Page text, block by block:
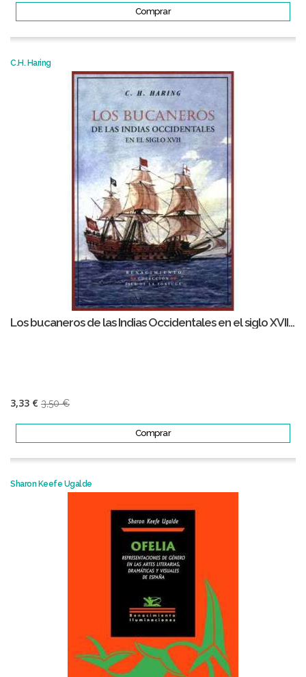
Comprar
C.H. Haring
Los bucaneros de las Indias Occidentales en el siglo XVII...
3,33 € 3,50 €
Comprar
Sharon Keefe Ugalde